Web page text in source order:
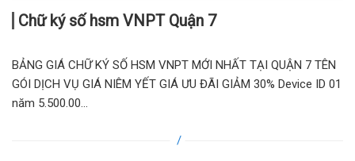
Chữ ký số hsm VNPT Quận 7
BẢNG GIÁ CHỮ KÝ SỐ HSM VNPT MỚI NHẤT TẠI QUẬN 7 TÊN
GÓI DỊCH VỤ GIÁ NIÊM YẾT GIÁ ƯU ĐÃI GIẢM 30% Device ID 01
năm 5.500.00...